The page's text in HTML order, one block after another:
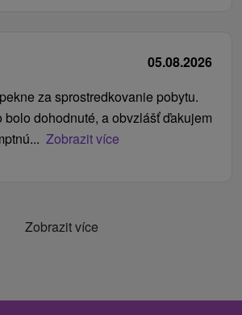
05.08.2026
za sprostredkovanie pobytu.
bolo dohodnuté, a obvzlášť ďakujem
Zobrazit více
Zobrazit více